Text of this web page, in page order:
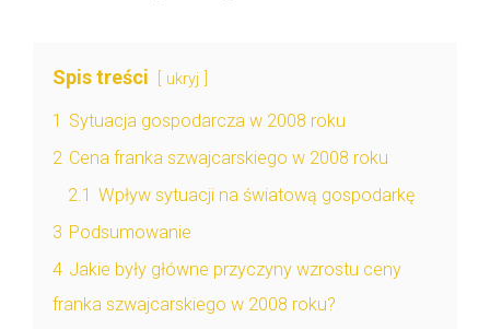
Spis treści ukryj
1 Sytuacja gospodarcza w 2008 roku
2 Cena franka szwajcarskiego w 2008 roku
2.1 Wpływ sytuacji na światową gospodarkę
3 Podsumowanie
4 Jakie były główne przyczyny wzrostu ceny
franka szwajcarskiego w 2008 roku?